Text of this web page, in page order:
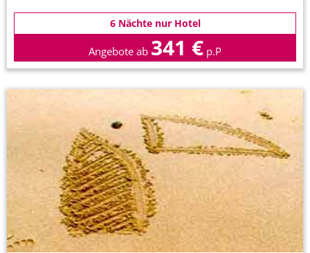
6 Nächte nur Hotel
Angebote ab 341 € p.P